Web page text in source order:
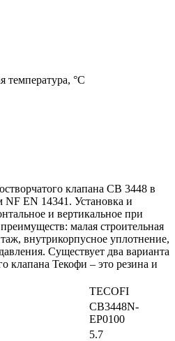
температура, °С
клапана CB 3448 в
NF EN 14341. Установка и
и вертикальное при
малая строительная
внутрикорпусное уплотнение,
Существует два варианта
клапана Текофи – это резина и
TECOFI
CB3448N-
EP0100
5.7